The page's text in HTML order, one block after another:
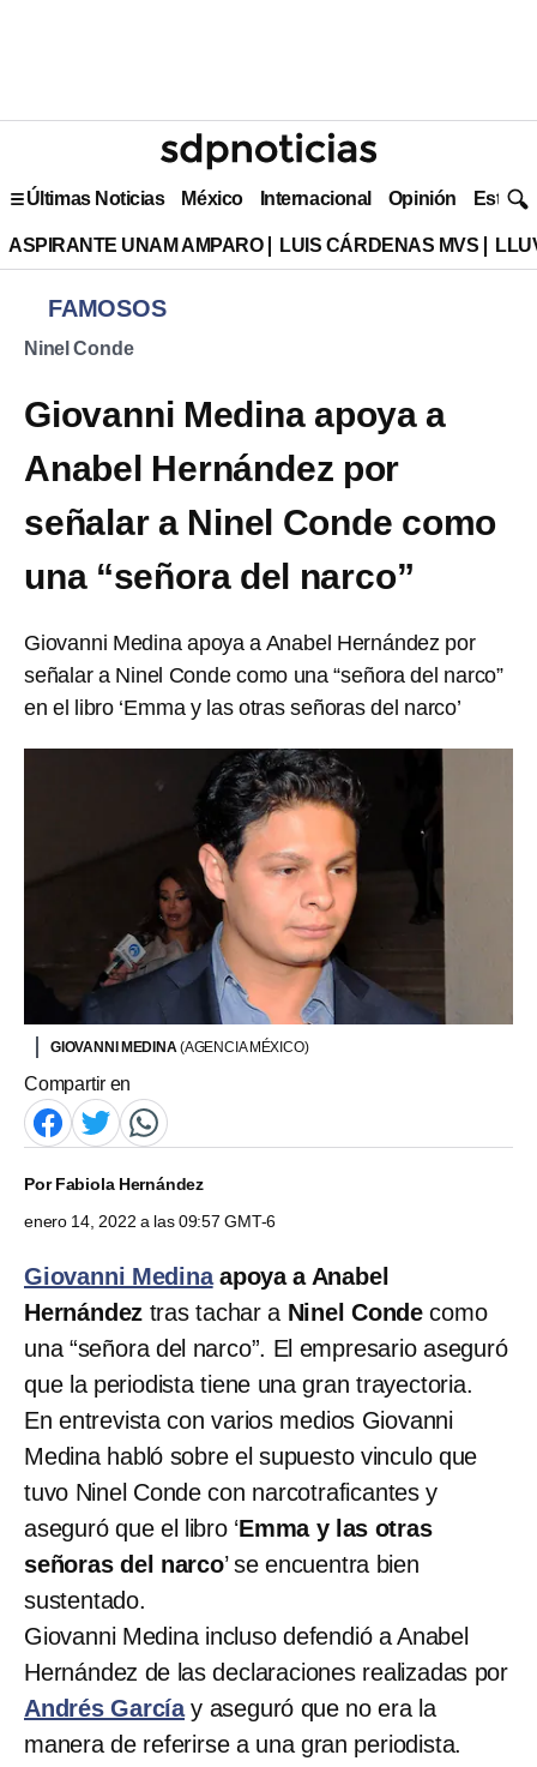
Últimas Noticias México Internacional Opinión Estilo
ASPIRANTE UNAM AMPARO LUIS CÁRDENAS MVS
FAMOSOS
Ninel Conde
Giovanni Medina apoya a
Anabel Hernández por
señalar a Ninel Conde como
una “señora del narco”
Giovanni Medina apoya a Anabel Hernández por
señalar a Ninel Conde como una “señora del narco”
en el libro ‘Emma y las otras señoras del narco’
GIOVANNI MEDINA(AGENCIA MÉXICO)
Compartir en
PorFabiola Hernández
enero 14, 2022 a las 09:57 GMT-6
Giovanni Medinaapoya a Anabel
Hernández tras tachar a Ninel Conde como
una “señora del narco”. El empresario aseguró
que la periodista tiene una gran trayectoria.
En entrevista con varios medios Giovanni
Medina habló sobre el supuesto vinculo que
tuvo Ninel Conde con narcotraficantes y
aseguró que el libro ‘Emma y las otras
señoras del narco’ se encuentra bien
sustentado.
Giovanni Medina incluso defendió a Anabel
Hernández de las declaraciones realizadas por
Andrés García y aseguró que no era la
manera de referirse a una gran periodista.